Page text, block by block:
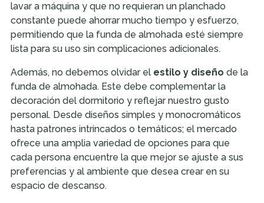
lavar a máquina y que no requieran un planchado
constante puede ahorrar mucho tiempo y esfuerzo,
permitiendo que la funda de almohada esté siempre
lista para su uso sin complicaciones adicionales.
Además, no debemos olvidar el estilo y diseño de la
funda de almohada. Este debe complementar la
decoración del dormitorio y reflejar nuestro gusto
personal. Desde diseños simples y monocromáticos
hasta patrones intrincados o temáticos; el mercado
ofrece una amplia variedad de opciones para que
cada persona encuentre la que mejor se ajuste a sus
preferencias y al ambiente que desea crear en su
espacio de descanso.